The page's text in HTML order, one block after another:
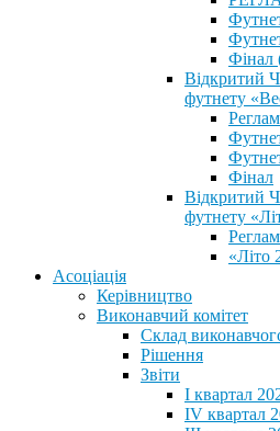
Фінал
Відкритий
футнету
Фінал
Відкритий
футнету
«Літо
Асоціація
Керівництво
Виконавчий комітет
Склад
Рішення
Звіти
I квартал
IV квартал